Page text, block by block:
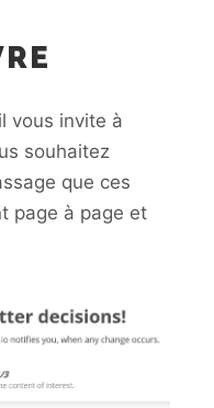
vous invite à
souhaitez
que ces
page à page et